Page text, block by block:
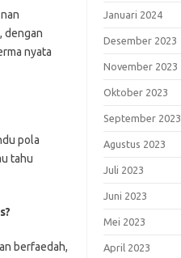
dengan
nyata
pola
tahu
berfaedah,
Januari 2024
Desember 2023
November 2023
Oktober 2023
September 2023
Agustus 2023
Juli 2023
Juni 2023
Mei 2023
April 2023